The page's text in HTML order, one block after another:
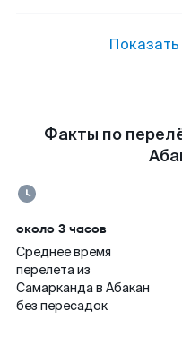
Факты по
около 3 часов
Среднее время
перелета из
Самарканда в Абакан
без пересадок